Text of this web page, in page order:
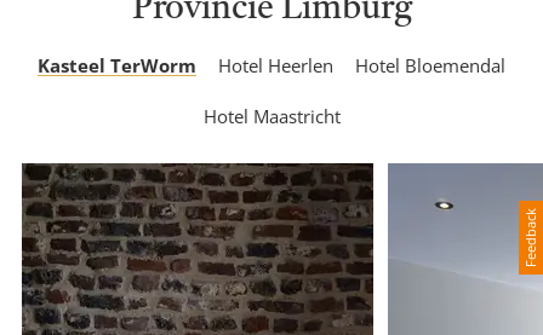
Provincie Limburg
Kasteel TerWorm Hotel Heerlen Hotel Bloemendal
Hotel Maastricht
Feedback